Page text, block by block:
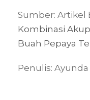
Sumber: Artikel
Kombinasi
Buah Pepaya
Penulis: Ayunda